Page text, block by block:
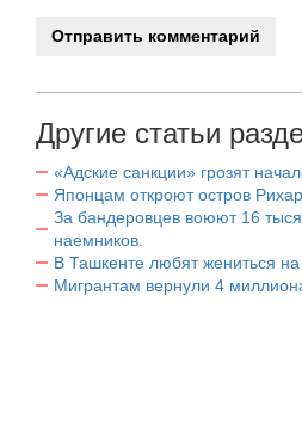
Другие статьи
«Адские санкции» грозят
Японцам откроют остров
За бандеровцев воюют 16
наемников.
В Ташкенте любят жениться на
Мигрантам вернули 4